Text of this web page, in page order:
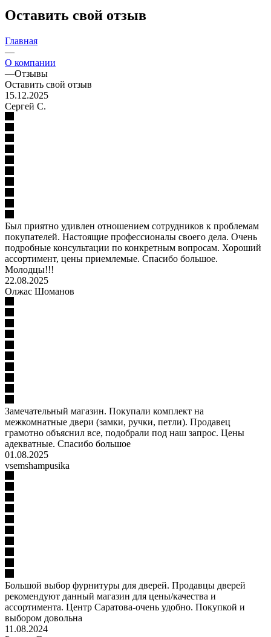
Оставить свой отзыв
Главная
—
О компании
—Отзывы
Оставить свой отзыв
15.12.2025
Сергей С.
Был приятно удивлен отношением сотрудников к проблемам
покупателей. Настоящие профессионалы своего дела. Очень
подробные консультации по конкретным вопросам. Хороший
ассортимент, цены приемлемые. Спасибо большое.
Молодцы!!!
22.08.2025
Олжас Шоманов
Замечательный магазин. Покупали комплект на
межкомнатные двери (замки, ручки, петли). Продавец
грамотно объяснил все, подобрали под наш запрос. Цены
адекватные. Спасибо большое
01.08.2025
vsemshampusika
Большой выбор фурнитуры для дверей. Продавцы дверей
рекомендуют данный магазин для цены/качества и
ассортимента. Центр Саратова-очень удобно. Покупкой и
выбором довольна
11.08.2024